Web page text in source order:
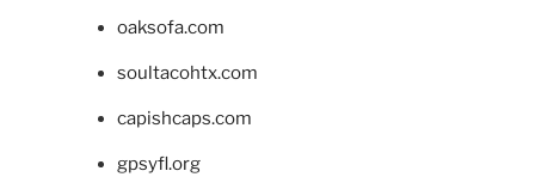
oaksofa.com
soultacohtx.com
capishcaps.com
gpsyfl.org